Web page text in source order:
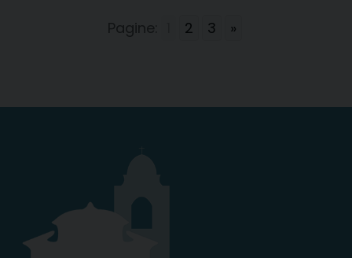
Pagine: 2 3 »